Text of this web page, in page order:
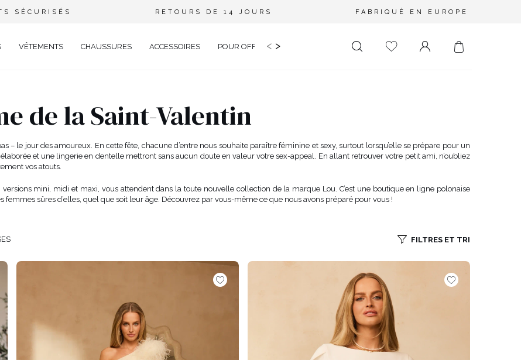
SÉCURISÉS RETOURS DE 14 JOURS FABRIQUÉ EN EUROPE
MIDI
MAXI
DANS LE DOS
CARRÉ
DIAMANT
/ BRETELLES
CATÉGORIES
VÊTEMENTS CHAUSSURES ACCESSOIRES POUR OFFRIR MARIAGE PLUS SIZE SALE
< >
de la Saint-Valentin
– le jour des amoureux. En cette fête, chacune d’entre nous souhaite paraître féminine et sexy, surtout lorsqu’elle se prépare pour un
et une lingerie en dentelle mettront sans aucun doute en valeur votre sex-appeal. En allant retrouver votre petit ami, n’oubliez
vos atouts.
mini, midi et maxi, vous attendent dans la toute nouvelle collection de la marque Lou. C’est une boutique en ligne polonaise
sûres d’elles, quel que soit leur âge. Découvrez par vous-même ce que nous avons préparé pour vous !
FILTRES ET TRI